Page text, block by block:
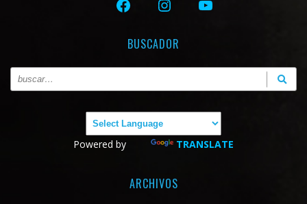
BUSCADOR
Powered by TRANSLATE
ARCHIVOS